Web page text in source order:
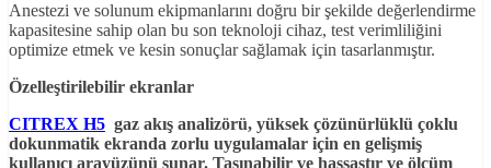
Anestezi ve solunum ekipmanlarını doğru bir şekilde değerlendirme
kapasitesine sahip olan bu son teknoloji cihaz, test verimliliğini
optimize etmek ve kesin sonuçlar sağlamak için tasarlanmıştır.
Özelleştirilebilir ekranlar
CITREX H5 gaz akış analizörü, yüksek çözünürlüklü çoklu
dokunmatik ekranda zorlu uygulamalar için en gelişmiş
kullanıcı arayüzünü sunar. Taşınabilir ve hassastır ve ölçüm